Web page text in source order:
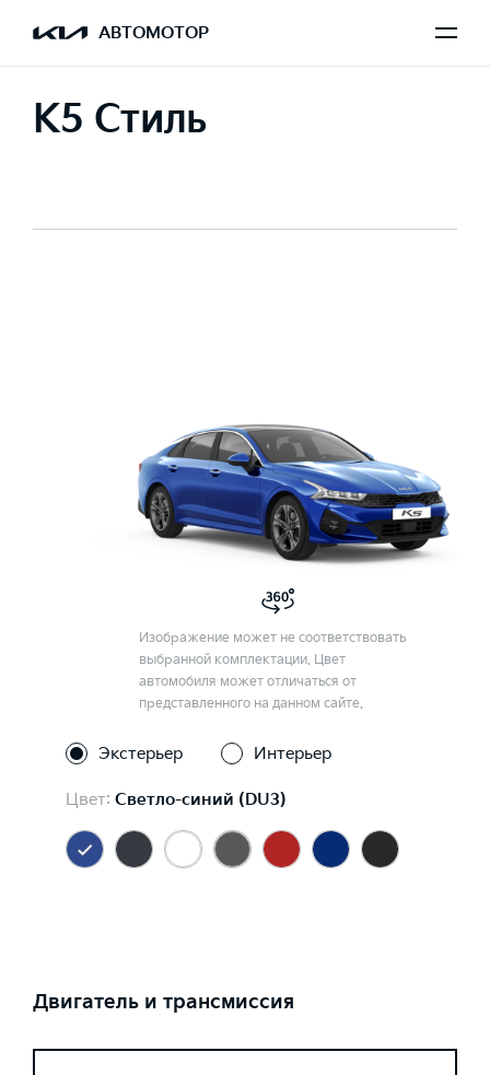
АВТОМОТОР
K5 Стиль
Изображение может не соответствовать
выбранной комплектации. Цвет
автомобиля может отличаться от
представленного на данном сайте.
Экстерьер Интерьер
Цвет: Светло-синий (DU3)
Двигатель и трансмиссия